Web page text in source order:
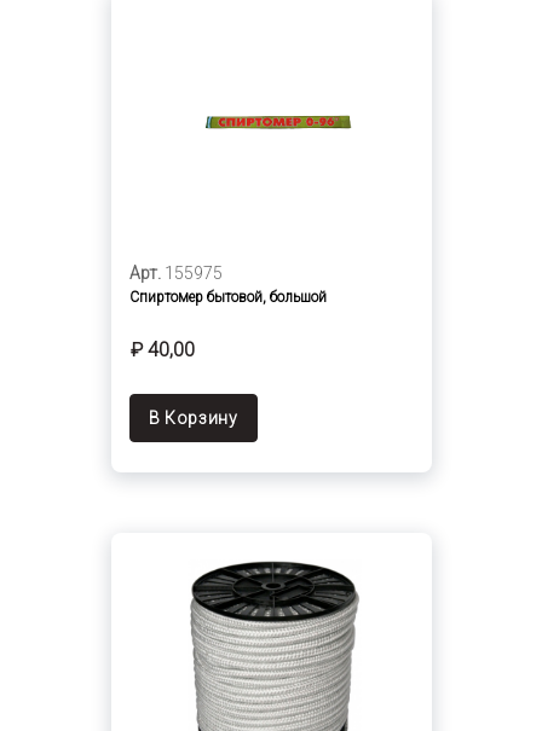
Арт. 155975
Спиртомер бытовой, большой
₽ 40,00
В Корзину